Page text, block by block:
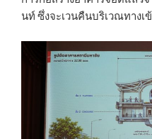
นท์ ซึ่งจะเวนคืนบริเวณทางเ